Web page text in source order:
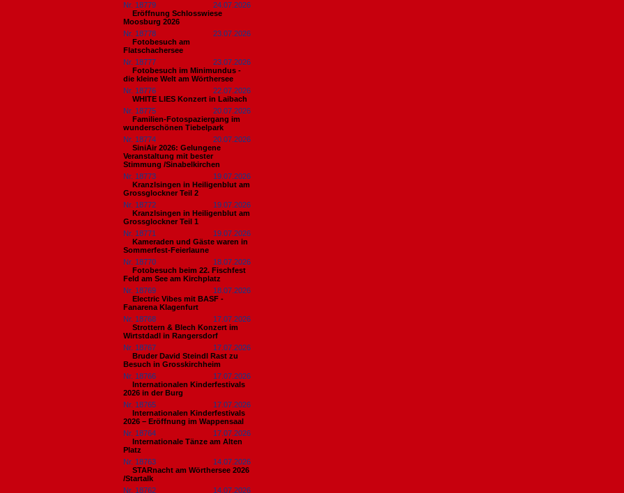
Nr. 18779
24.07.2026
Eröffnung Schlosswiese
Moosburg 2026
Nr. 18778
23.07.2026
Fotobesuch am
Flatschachersee
Nr. 18777
23.07.2026
Fotobesuch im Minimundus -
die kleine Welt am Wörthersee
Nr. 18776
22.07.2026
WHITE LIES Konzert in Laibach
Nr. 18775
20.07.2026
Familien-Fotospaziergang im
wunderschönen Tiebelpark
Nr. 18774
20.07.2026
SiniAir 2026: Gelungene
Veranstaltung mit bester
Stimmung /Sinabelkirchen
Nr. 18773
19.07.2026
Kranzlsingen in Heiligenblut am
Grossglockner Teil 2
Nr. 18772
19.07.2026
Kranzlsingen in Heiligenblut am
Grossglockner Teil 1
Nr. 18771
19.07.2026
Kameraden und Gäste waren in
Sommerfest-Feierlaune
Nr. 18770
18.07.2026
Fotobesuch beim 22. Fischfest
Feld am See am Kirchplatz
Nr. 18769
18.07.2026
Electric Vibes mit BASF -
Fanarena Klagenfurt
Nr. 18768
17.07.2026
Strottern & Blech Konzert im
Wirtstdadl in Rangersdorf
Nr. 18767
17.07.2026
Bruder David Steindl Rast zu
Besuch in Grosskirchheim
Nr. 18766
17.07.2026
Internationalen Kinderfestivals
2026 in der Burg
Nr. 18765
17.07.2026
Internationalen Kinderfestivals
2026 – Eröffnung im Wappensaal
Nr. 18764
17.07.2026
Internationale Tänze am Alten
Platz
Nr. 18763
14.07.2026
STARnacht am Wörthersee 2026
/Startalk
Nr. 18762
14.07.2026